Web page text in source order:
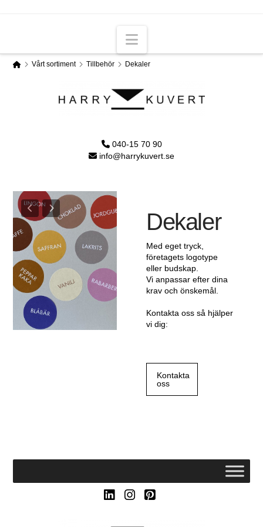
Navigation
HomeVårt sortiment Tillbehör Dekaler
040-15 70 90
info@harrykuvert.se
Dekaler
Med eget tryck,
företagets logotype
eller budskap.
Vi anpassar efter dina
krav och önskemål.
Kontakta oss så hjälper
vi dig:
Kontakta
oss